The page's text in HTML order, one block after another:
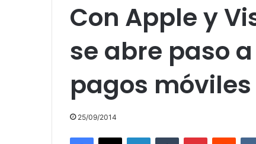
Con Apple y
se abre paso
pagos móviles
25/09/2014
Facebook
X LinkedInTumblr Pinterest